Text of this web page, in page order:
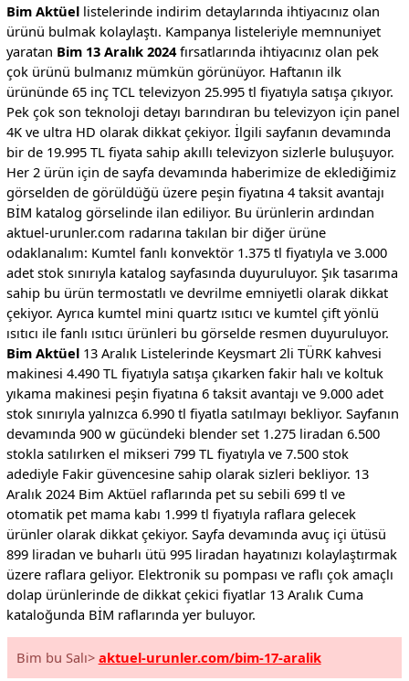
Bim Aktüellistelerinde indirim detaylarında ihtiyacınız olan
ürünü bulmak kolaylaştı. Kampanya listeleriyle memnuniyet
yaratan Bim 13 Aralık 2024fırsatlarında ihtiyacınız olan pek
çok ürünü bulmanız mümkün görünüyor. Haftanın ilk
ürününde 65 inç TCL televizyon 25.995 tl fiyatıyla satışa çıkıyor.
Pek çok son teknoloji detayı barındıran bu televizyon için panel
4K ve ultra HD olarak dikkat çekiyor. İlgili sayfanın devamında
bir de 19.995 TL fiyata sahip akıllı televizyon sizlerle buluşuyor.
Her 2 ürün için de sayfa devamında haberimize de eklediğimiz
görselden de görüldüğü üzere peşin fiyatına 4 taksit avantajı
BİM katalog görselinde ilan ediliyor. Bu ürünlerin ardından
aktuel-urunler.com radarına takılan bir diğer ürüne
odaklanalım: Kumtel fanlı konvektör 1.375 tl fiyatıyla ve 3.000
adet stok sınırıyla katalog sayfasında duyuruluyor. Şık tasarıma
sahip bu ürün termostatlı ve devrilme emniyetli olarak dikkat
çekiyor. Ayrıca kumtel mini quartz ısıtıcı ve kumtel çift yönlü
ısıtıcı ile fanlı ısıtıcı ürünleri bu görselde resmen duyuruluyor.
Bim Aktüel13 Aralık Listelerinde Keysmart 2li TÜRK kahvesi
makinesi 4.490 TL fiyatıyla satışa çıkarken fakir halı ve koltuk
yıkama makinesi peşin fiyatına 6 taksit avantajı ve 9.000 adet
stok sınırıyla yalnızca 6.990 tl fiyatla satılmayı bekliyor. Sayfanın
devamında 900 w gücündeki blender set 1.275 liradan 6.500
stokla satılırken el mikseri 799 TL fiyatıyla ve 7.500 stok
adediyle Fakir güvencesine sahip olarak sizleri bekliyor. 13
Aralık 2024 Bim Aktüel raflarında pet su sebili 699 tl ve
otomatik pet mama kabı 1.999 tl fiyatıyla raflara gelecek
ürünler olarak dikkat çekiyor. Sayfa devamında avuç içi ütüsü
899 liradan ve buharlı ütü 995 liradan hayatınızı kolaylaştırmak
üzere raflara geliyor. Elektronik su pompası ve raflı çok amaçlı
dolap ürünlerinde de dikkat çekici fiyatlar 13 Aralık Cuma
kataloğunda BİM raflarında yer buluyor.
Bim bu Salı> aktuel-urunler.com/bim-17-aralik